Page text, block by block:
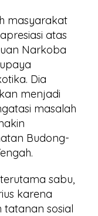
masyarakat
atas
Narkoba
Dia
menjadi
masalah
Budong-
sabu,
karena
sosial